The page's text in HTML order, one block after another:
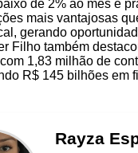
de 2% ao mês e
mais vantajosas
gerando
Filho também
1,83 milhão de
R$ 145 bilhões em
Rayza